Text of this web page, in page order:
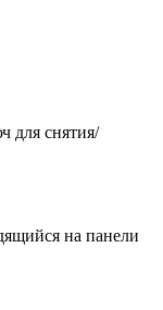
для снятия/
на панели